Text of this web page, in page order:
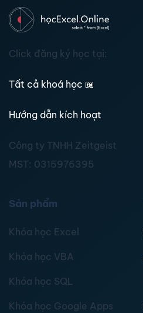
Click đăng ký học tại:
Tất cả khoá học 📖
Hướng dẫn kích hoạt
Công ty TNHH Zeitgeist
MST: 0315976395
Sản phẩm
Khóa học Excel
Khóa học VBA
Khóa học SQL
Khóa học Google Apps